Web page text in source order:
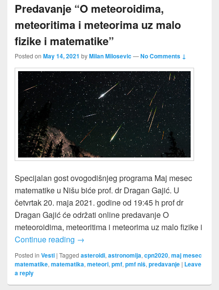
Predavanje “O meteoroidima,
meteoritima i meteorima uz malo
fizike i matematike”
Posted on May 14, 2021 byMilan Milosevic—No Comments ↓
Specijalan gost ovogodišnjeg programa Maj mesec
matematike u Nišu biće prof. dr Dragan Gajić. U
četvrtak 20. maja 2021. godine od 19:45 h prof dr
Dragan Gajić će održati online predavanje O
meteoroidima, meteoritima i meteorima uz malo fizike i
Continue reading Predavanje “O meteoroidima,
→
Posted in Vesti | Tagged asteroidi, astronomija, cpn2020, maj mesec
matematike, matematika, meteori, pmf, pmf niš, predavanje | Leave
a reply